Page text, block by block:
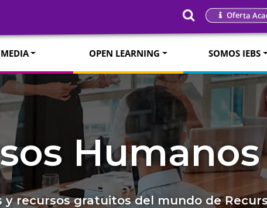
Oferta
MEDIA OPEN LEARNING SOMOS IEBS
Humanos
y recursos gratuitos del mundo de